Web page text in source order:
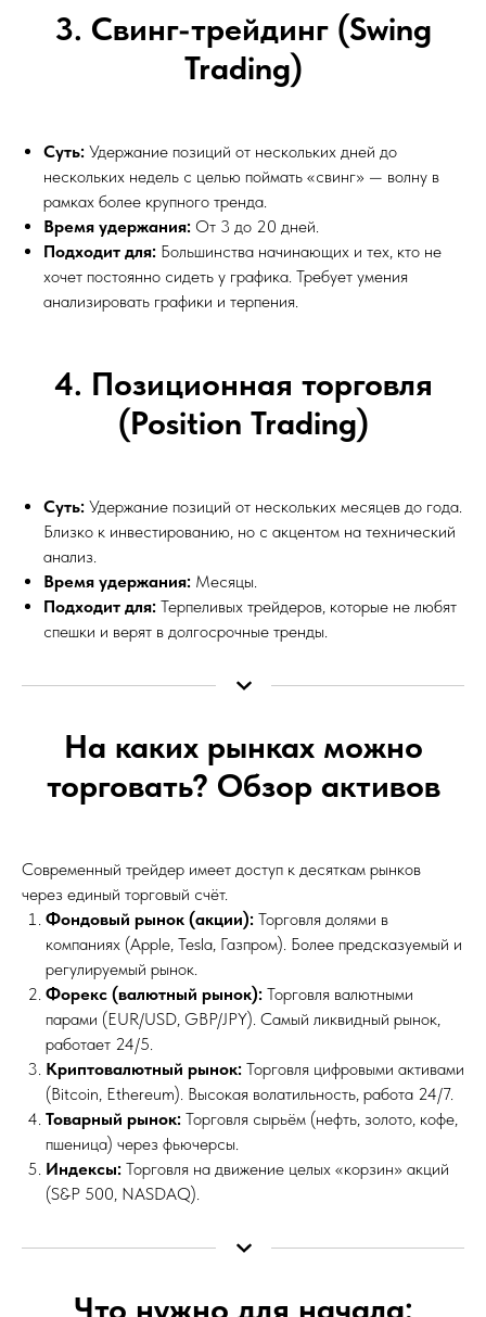
3. Свинг-трейдинг (Swing
Trading)
Суть: Удержание позиций от нескольких дней до
нескольких недель с целью поймать «свинг» — волну в
рамках более крупного тренда.
Время удержания: От 3 до 20 дней.
Подходит для: Большинства начинающих и тех, кто не
хочет постоянно сидеть у графика. Требует умения
анализировать графики и терпения.
4. Позиционная торговля
(Position Trading)
Суть: Удержание позиций от нескольких месяцев до года.
Близко к инвестированию, но с акцентом на технический
анализ.
Время удержания: Месяцы.
Подходит для: Терпеливых трейдеров, которые не любят
спешки и верят в долгосрочные тренды.
На каких рынках можно
торговать? Обзор активов
Современный трейдер имеет доступ к десяткам рынков
через единый торговый счёт.
Фондовый рынок (акции): Торговля долями в
компаниях (Apple, Tesla, Газпром). Более предсказуемый и
регулируемый рынок.
Форекс (валютный рынок): Торговля валютными
парами (EUR/USD, GBP/JPY). Самый ликвидный рынок,
работает 24/5.
Криптовалютный рынок: Торговля цифровыми активами
(Bitcoin, Ethereum). Высокая волатильность, работа 24/7.
Товарный рынок: Торговля сырьём (нефть, золото, кофе,
пшеница) через фьючерсы.
Индексы: Торговля на движение целых «корзин» акций
(S&P 500, NASDAQ).
Что нужно для начала: